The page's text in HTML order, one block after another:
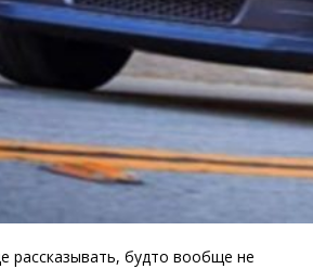
рассказывать, будто вообще не